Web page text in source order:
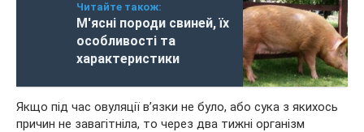
Читайте також:
М'ясні породи свиней, їх
особливості та
характеристики
Якщо під час овуляції в’язки не було, або сука з якихось
причин не завагітніла, то через два тижні організм